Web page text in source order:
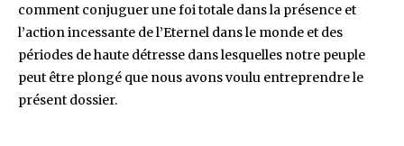
comment conjuguer une foi totale dans la présence et
l’action incessante de l’Eternel dans le monde et des
périodes de haute détresse dans lesquelles notre peuple
peut être plongé que nous avons voulu entreprendre le
présent dossier.